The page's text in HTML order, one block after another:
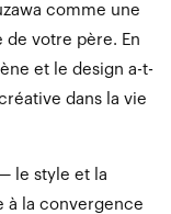
comme une
votre père. En
et le design a-t-
dans la vie
le style et la
à la convergence